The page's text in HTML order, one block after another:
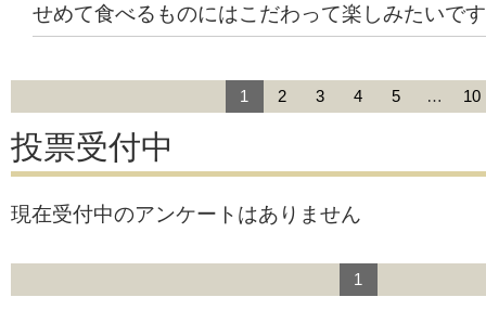
せめて食べるものにはこだわって楽しみたいで
1 2 3 4 5 … 10
投票受付中
現在受付中のアンケートはありません
1